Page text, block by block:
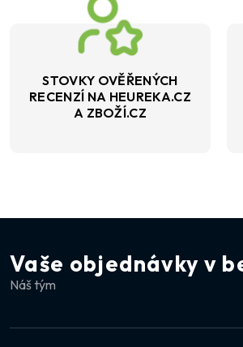
STOVKY OVĚŘENÝCH
RECENZÍ NA HEUREKA.CZ
A ZBOŽÍ.CZ
Vaše objednávky v
Náš tým